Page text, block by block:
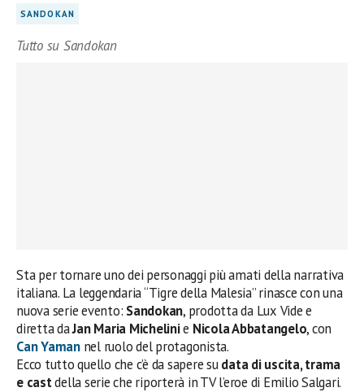
SANDOKAN
Tutto su Sandokan
Sta per tornare uno dei personaggi più amati della narrativa
italiana. La leggendaria “Tigre della Malesia” rinasce con una
nuova serie evento: Sandokan, prodotta da Lux Vide e
diretta daJan Maria Michelinie Nicola Abbatangelo, con
Can Yamannel ruolo del protagonista.
Ecco tutto quello che c’è da sapere sudata di uscita, trama
e castdella serie che riporterà in TV l’eroe di Emilio Salgari.